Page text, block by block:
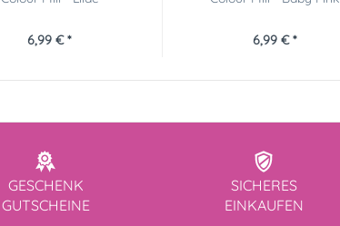
6,99 € * 6,99 € *
GESCHENK
GUTSCHEINE
SICHERES
EINKAUFEN